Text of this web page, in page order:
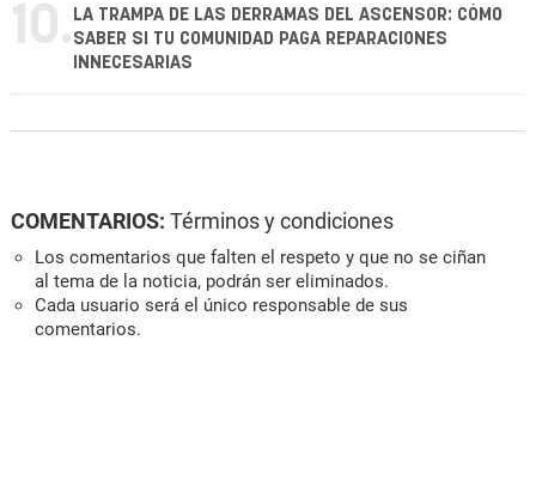
10. LA TRAMPA DE LAS DERRAMAS DEL ASCENSOR: CÓMO
SABER SI TU COMUNIDAD PAGA REPARACIONES
INNECESARIAS
COMENTARIOS: Términos y condiciones
Los comentarios que falten el respeto y que no se ciñan
al tema de la noticia, podrán ser eliminados.
Cada usuario será el único responsable de sus
comentarios.